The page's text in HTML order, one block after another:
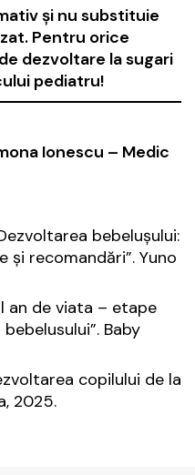
și nu substituie
Pentru orice
dezvoltare la sugari
pediatru!
Ionescu – Medic
bebelușului:
și recomandări”. Yuno
an de viata – etape
Baby
copilului de la
, 2025.